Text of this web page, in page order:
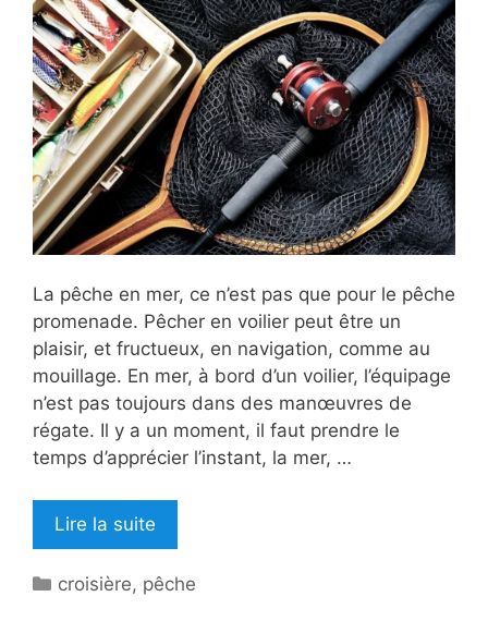
La pêche en mer, ce n’est pas que pour le pêche
promenade. Pêcher en voilier peut être un
plaisir, et fructueux, en navigation, comme au
mouillage. En mer, à bord d’un voilier, l’équipage
n’est pas toujours dans des manœuvres de
régate. Il y a un moment, il faut prendre le
temps d’apprécier l’instant, la mer, …
Lire la suite
Catégories
croisière, pêche